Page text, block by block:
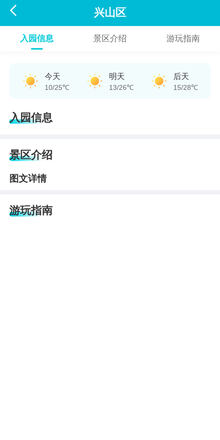
 兴山区
入园信息 景区介绍 游玩指南
今天
10/25℃
明天
13/26℃
后天
15/28℃
入园信息
景区介绍
图文详情
游玩指南